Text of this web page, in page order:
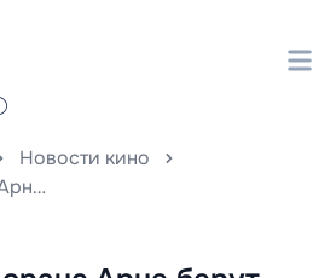
Новости кино
Дэни Бун и Лоранс Арне берут курс на приключения в новом комедийном фильме «Весёлые каникулы», отправляясь в увлекательное путешествие внутри трейлера.